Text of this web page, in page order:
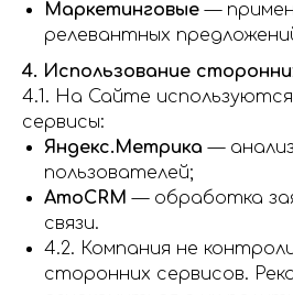
Маркетинговые —
релевантных
4. Использование
4.1. На Сайте
сервисы:
Яндекс.Метрика —
пользователей;
AmoCRM — обработка
связи.
4.2. Компания не
сторонних сервисов.